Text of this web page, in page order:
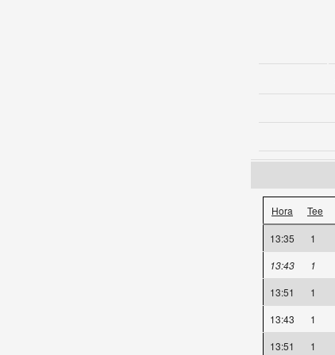
Hora Tee
13:35 1
13:43
1
13:51
1
13:43
1
13:51
1